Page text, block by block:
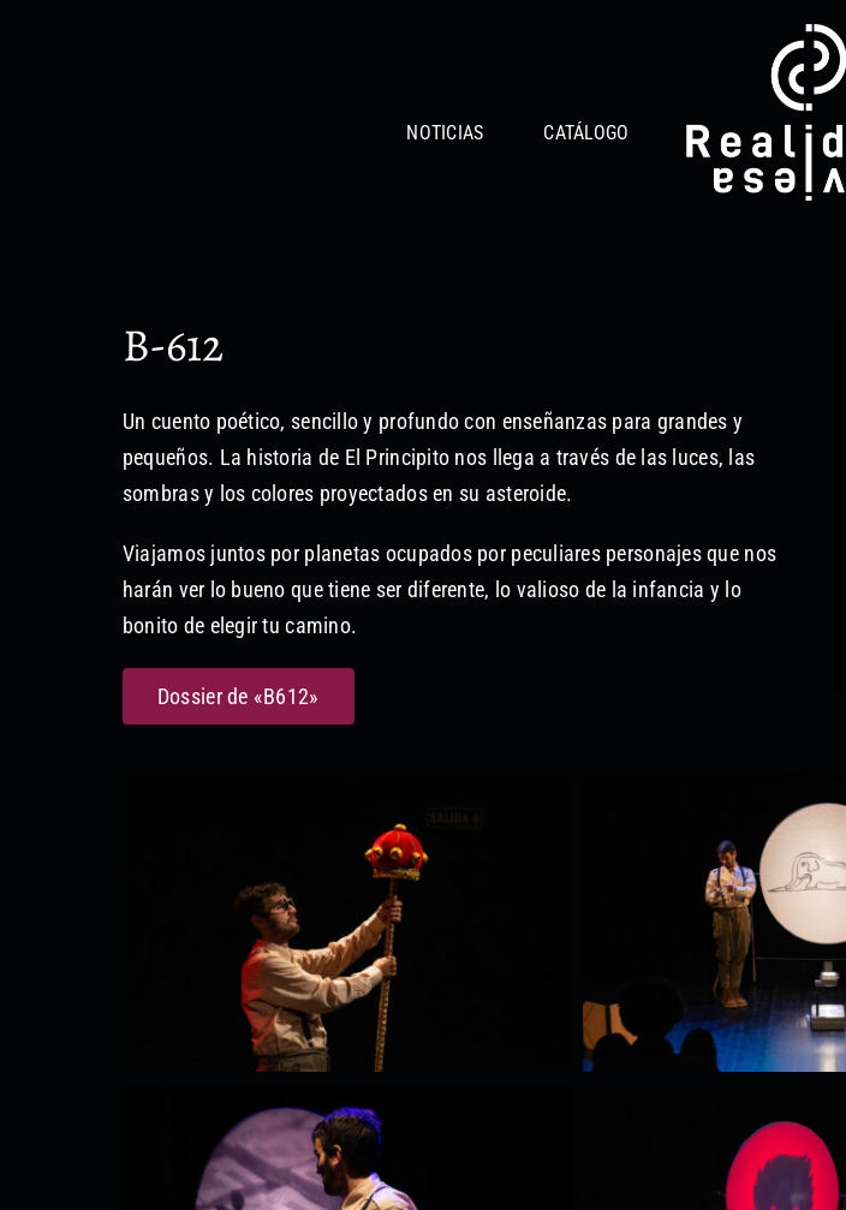
NOTICIAS CATÁLOGO
B-612
Un cuento poético, sencillo y profundo con enseñanzas para grandes y
pequeños. La historia de El Principito nos llega a través de las luces, las
sombras y los colores proyectados en su asteroide.
Viajamos juntos por planetas ocupados por peculiares personajes que nos
harán ver lo bueno que tiene ser diferente, lo valioso de la infancia y lo
bonito de elegir tu camino.
Dossier de «B612»